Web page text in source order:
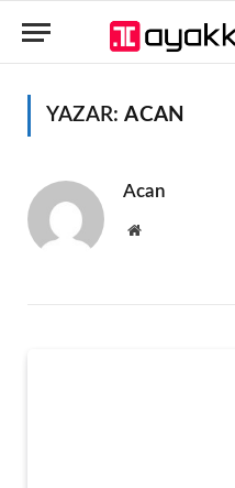
YAZAR:ACAN
Acan
Website